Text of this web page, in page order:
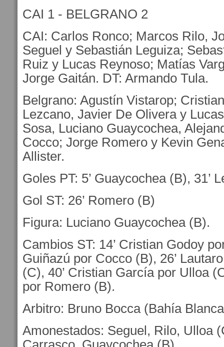
CAI 1 - BELGRANO 2
CAI: Carlos Ronco; Marcos Rilo,
Seguel y Sebastián Leguiza;
Ruiz y Lucas Reynoso; Matías
Jorge Gaitán. DT: Armando Tula.
Belgrano: Agustín Vistarop;
Lezcano, Javier De Olivera y
Sosa, Luciano Guaycochea,
Cocco; Jorge Romero y Kevin
Allister.
Goles PT: 5’ Guaycochea (B), 31’
Gol ST: 26’ Romero (B)
Figura: Luciano Guaycochea (B).
Cambios ST: 14’ Cristian Godoy
Guiñazú por Cocco (B), 26’
(C), 40’ Cristian García por Ulloa
por Romero (B).
Arbitro: Bruno Bocca (Bahía
Amonestados: Seguel, Rilo, Ulloa